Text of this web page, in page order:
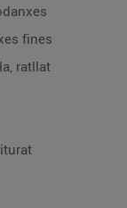
fines
ratllat